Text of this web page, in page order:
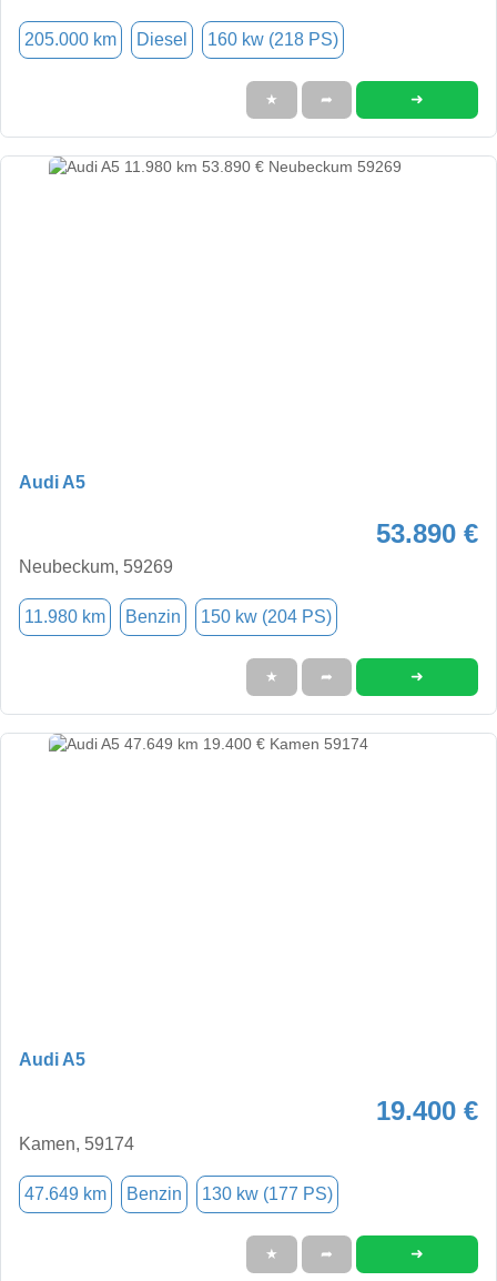
205.000 km Diesel 160 kw (218 PS)
★ ➦ ➜
Audi A5
53.890 €
Neubeckum, 59269
11.980 km Benzin 150 kw (204 PS)
★ ➦ ➜
Audi A5
19.400 €
Kamen, 59174
47.649 km Benzin 130 kw (177 PS)
★ ➦ ➜